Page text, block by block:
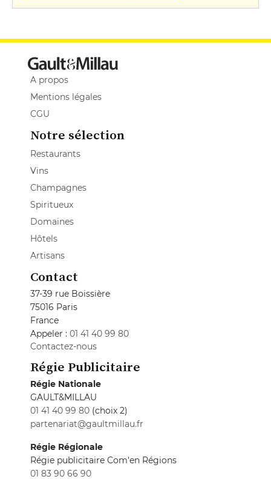
A propos
Mentions légales
CGU
Notre sélection
Restaurants
Vins
Champagnes
Spiritueux
Domaines
Hôtels
Artisans
Contact
37-39 rue Boissière
75016 Paris
France
Appeler : 01 41 40 99 80
Contactez-nous
Régie Publicitaire
Régie Nationale
GAULT&MILLAU
01 41 40 99 80 (choix 2)
partenariat@gaultmillau.fr
Régie Régionale
Régie publicitaire Com'en Régions
01 83 90 66 90